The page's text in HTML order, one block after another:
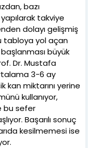
bazı
takviye
dolayı gelişmiş
tabloya yol açan
büyük
Dr. Mustafa
3-6 ay
kan miktarını yerine
kullanıyor,
bu sefer
Başarılı sonuç
kesilmemesi ise